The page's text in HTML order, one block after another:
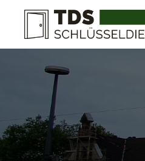
Zum Hauptinhalt springen